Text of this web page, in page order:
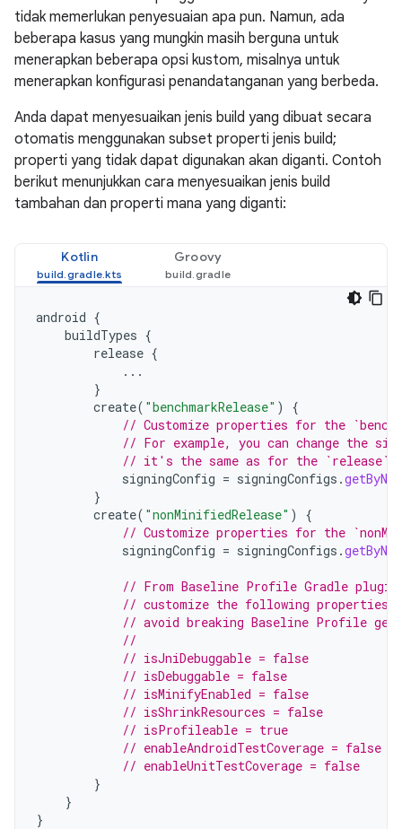
tidak memerlukan penyesuaian apa pun. Namun, ada
beberapa kasus yang mungkin masih berguna untuk
menerapkan beberapa opsi kustom, misalnya untuk
menerapkan konfigurasi penandatanganan yang berbeda.
Anda dapat menyesuaikan jenis build yang dibuat secara
otomatis menggunakan subset properti jenis build;
properti yang tidak dapat digunakan akan diganti. Contoh
berikut menunjukkan cara menyesuaikan jenis build
tambahan dan properti mana yang diganti:
Kotlin Groovy
android {
buildTypes {
release {
...
}
create( "benchmarkRelease" )
{
// Customize properties for the
// For example, you can change the
// it's the same as for the `release`
signingConfig = signingConfigs .
}
create( "nonMinifiedRelease" )
{
// Customize properties for the
signingConfig = signingConfigs .
// From Baseline Profile Gradle
// customize the following properties,
// avoid breaking Baseline Profile
//
// isJniDebuggable = false
// isDebuggable = false
// isMinifyEnabled = false
// isShrinkResources = false
// isProfileable = true
// enableAndroidTestCoverage = false
// enableUnitTestCoverage = false
}
}
}